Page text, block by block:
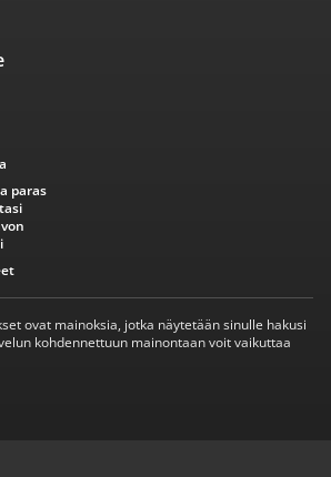
paras
ovat mainoksia, jotka näytetään sinulle hakusi
kohdennettuun mainontaan voit vaikuttaa